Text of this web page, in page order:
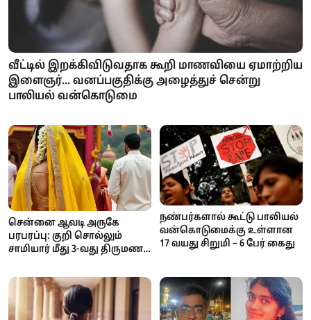
வீட்டில் இறக்கிவிடுவதாக கூறி மாணவியை ஏமாற்றிய
இளைஞர்... வனப்பகுதிக்கு அழைத்துச் சென்று
பாலியல் வன்கொடுமை
சென்னை ஆவடி அருகே
பரபரப்பு: குறி சொல்லும்
சாமியார் மீது 3-வது திருமணம்
விசாரணை
நண்பர்களால் கூட்டு பாலியல்
வன்கொடுமைக்கு உள்ளான
17 வயது சிறுமி – 6 பேர் கைது